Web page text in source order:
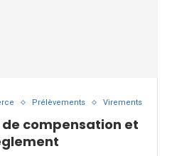
Prélèvements Virements
compensation et